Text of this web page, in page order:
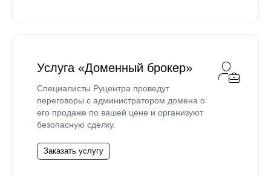
Услуга «Доменный брокер»
Специалисты Руцентра проведут
переговоры с администратором домена о
его продаже по вашей цене и организуют
безопасную сделку.
Заказать услугу